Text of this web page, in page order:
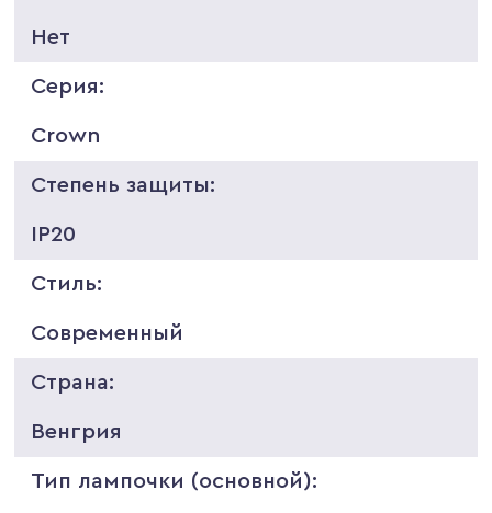
Нет
Серия:
Crown
Степень защиты:
IP20
Стиль:
Современный
Страна:
Венгрия
Тип лампочки (основной):